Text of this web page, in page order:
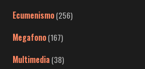
Ecumenismo(256)
Megafono(167)
Multimedia (38)